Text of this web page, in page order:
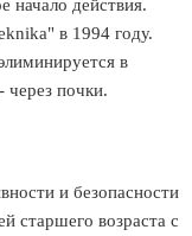
начало действия.
в 1994 году.
в
почки.
и безопасности
старшего возраста с